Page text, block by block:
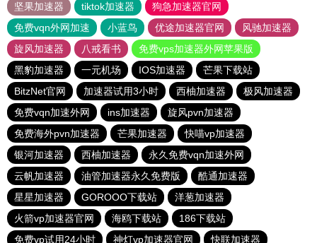
坚果加速器
tiktok加速器
狗急加速器官网
免费vqn外网加速
小蓝鸟 优途加速器官网
风驰加速器
旋风加速器
八戒看书
免费vps加速器外网苹果版
黑豹加速器
一元机场 IOS加速器
芒果下载站
BitzNet官网
加速器试用3小时 西柚加速器
极风加速器
免费vqn加速外网
ins加速器
旋风pvn加速器
免费海外pvn加速器
芒果加速器
快喵vp加速器
银河加速器
西柚加速器
永久免费vqn加速外网
云帆加速器
油管加速器永久免费版
酷通加速器
星星加速器
GOROOO下载站
洋葱加速器
火箭vp加速器官网
海鸥下载站
186下载站
免费vp试用24小时
神灯vp加速器官网 快联加速器